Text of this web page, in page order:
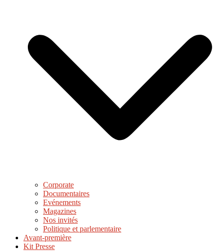
Corporate
Documentaires
Evénements
Magazines
Nos invités
Politique et parlementaire
Avant-première
Kit Presse